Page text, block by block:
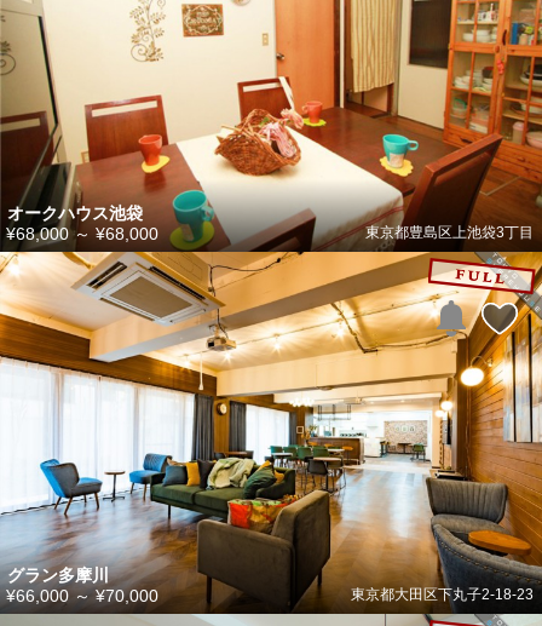
オークハウス池袋
東京都豊島区上池袋3丁目
¥68,000～ ¥68,000
グラン多摩川
東京都大田区下丸子2-18-23
¥66,000～ ¥70,000